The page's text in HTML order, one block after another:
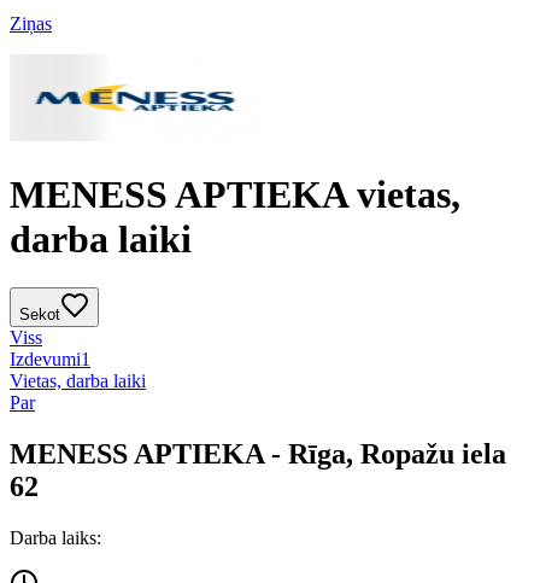
Ziņas
MENESS APTIEKA vietas,
darba laiki
Sekot
Viss
Izdevumi1
Vietas, darba laiki
Par
MENESS APTIEKA - Rīga, Ropažu iela
62
Darba laiks: